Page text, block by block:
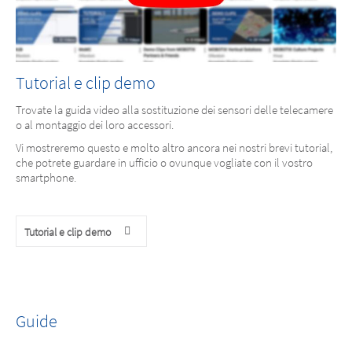
Tutorial e clip demo
Trovate la guida video alla sostituzione dei sensori delle telecamere
o al montaggio dei loro accessori.
Vi mostreremo questo e molto altro ancora nei nostri brevi tutorial,
che potrete guardare in ufficio o ovunque vogliate con il vostro
smartphone.
Tutorial e clip demo
Guide